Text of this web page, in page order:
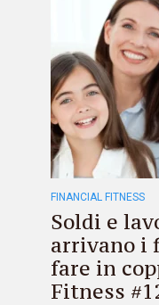
FINANCIAL FITNESS
Soldi e
arrivano i
fare in
Fitness